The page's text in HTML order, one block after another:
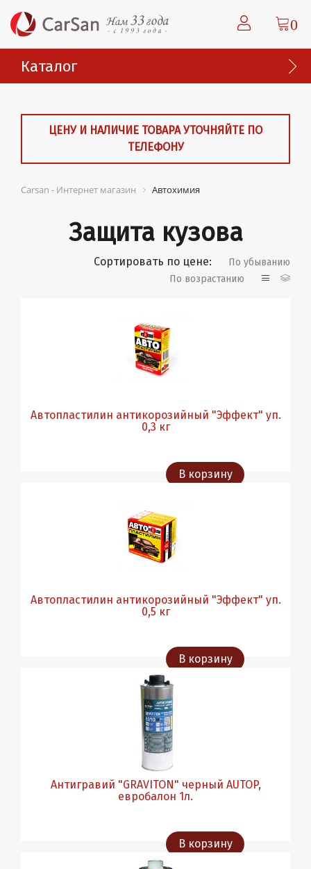
0
Каталог
ЦЕНУ И НАЛИЧИЕ ТОВАРА УТОЧНЯЙТЕ ПО
ТЕЛЕФОНУ
Carsan - Интернет магазин Автохимия
Защита кузова
Сортировать по цене:
По убыванию
По возрастанию
Автопластилин антикорозийный "Эффект" уп.
0,3 кг
В корзину
Автопластилин антикорозийный "Эффект" уп.
0,5 кг
В корзину
Антигравий "GRAVITON" черный AUTOP,
евробалон 1л.
В корзину